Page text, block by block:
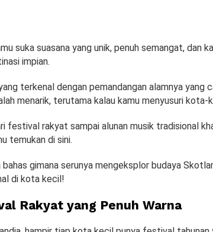
suka suasana yang unik, penuh semangat, dan
impian.
terkenal dengan pemandangan alamnya yang
menarik, terutama kalau kamu menyusuri kota-
festival rakyat sampai alunan musik tradisional
temukan di sini.
bahas gimana serunya mengeksplor budaya
di kota kecil!
Rakyat yang Penuh Warna